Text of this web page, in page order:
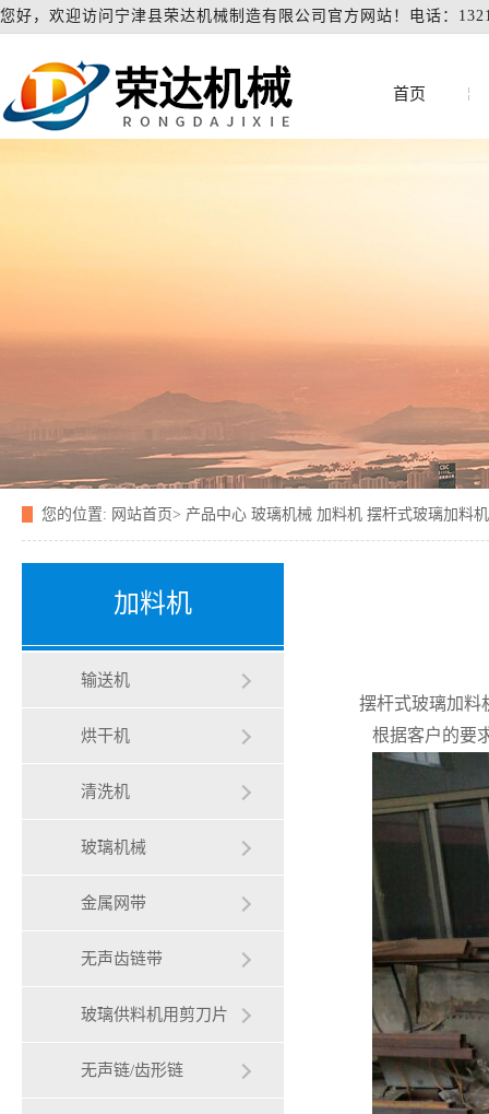
您好，欢迎访问宁津县荣达机械制造有限公司官方网站！电话：
首页
您的位置: 网站首页> 产品中心 玻璃机械 加料机 摆杆式玻璃加料
加料机
输送机
烘干机
清洗机
玻璃机械
金属网带
无声齿链带
玻璃供料机用剪刀片
无声链/齿形链
摆杆式玻璃加料
根据客户的要